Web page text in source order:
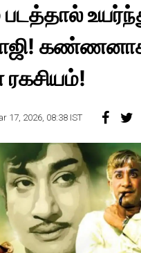
17, 2026, 08:38 IST